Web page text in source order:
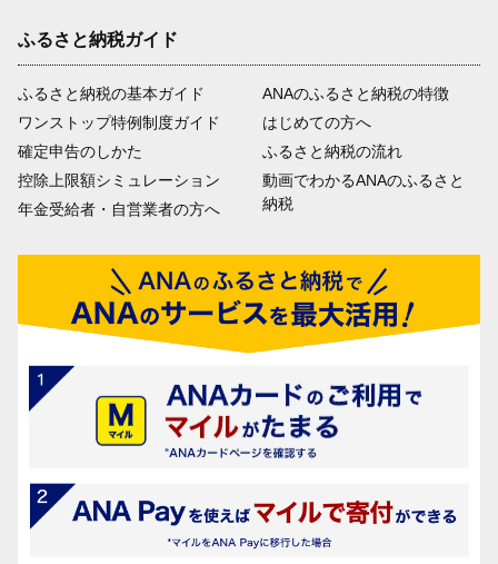
ふるさと納税ガイド
ふるさと納税の基本ガイド
ワンストップ特例制度ガイド
確定申告のしかた
控除上限額シミュレーション
年金受給者・自営業者の方へ
ANAのふるさと納税の特徴
はじめての方へ
ふるさと納税の流れ
動画でわかるANAのふるさと
納税